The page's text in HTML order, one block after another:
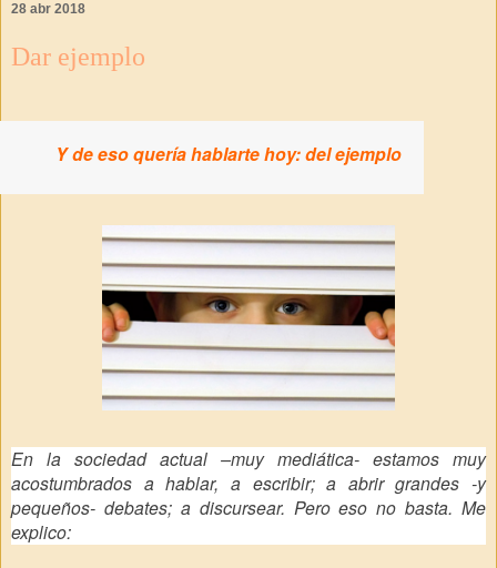
28 abr 2018
Dar ejemplo
Y de eso quería hablarte hoy: del ejemplo
En la sociedad actual –muy mediática- estamos muy
acostumbrados a hablar, a escribir; a abrir grandes -y
pequeños- debates; a discursear. Pero eso no basta. Me
explico: